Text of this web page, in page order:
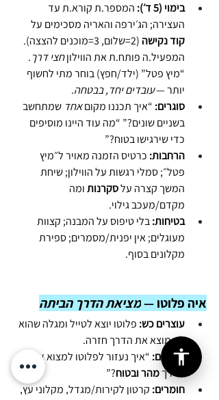
בימוי (5 ד׳):
המספר.ת קורא.ת עד
העצירה; הג׳ירפה והאריה מסכימים על
קוד נקישה
(2=שלום, 3=מוכנים להצצה).
המפעיל.ה פותח.ת את הווילון חצי דרך.
“מיץ פטל” (ילד/חפץ) בוחר מתי לחשוף
יותר — עובדים יחד, בבטחה.
סוגרים: “איך תכננו מקום אחד שמתחשב
בשניים שונים?” “מה עוד היינו מוסיפים
כדי שירגישו בטוח?”
הרחבות: כרטיס הזמנה מאויר ל״מיץ
פטל״; סמלי רגשות על הווילון; שיחת
המשך קצרה על סקרנות ומה
מקדם/מעכב גילוי.
בטיחות: בלי טיפוס על המבנה; קצוות
מעוגלים; אין יפנית/מסמרים; ספירת
מקלונים בסוף.
איה פלוטו — מציאת הדרך הביתה
עוצרים כש: פלוטו יוצא לטייל ומגלה שהוא
לא מוצא את הדרך חזרה.
אומרים: “איך נעזור לפלוטו למצוא את
הדרך מהר ובטוח?”
חומרים: קרטון לקירות/מגדל, מקלוני עץ,